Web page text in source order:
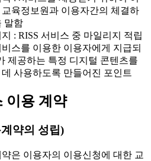
육정보원과 이용자간의 체결하
말함
: RISS 서비스 중 마일리지 적립
스를 이용한 이용자에게 지급되
제공하는 특정 디지털 콘텐츠를
사용하도록 만들어진 포인트
이용 계약
약의 성립)
은 이용자의 이용신청에 대한 교